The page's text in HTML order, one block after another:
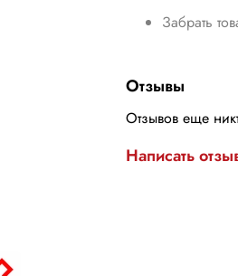
Забрать
Отзывы
Отзывов еще
Написать